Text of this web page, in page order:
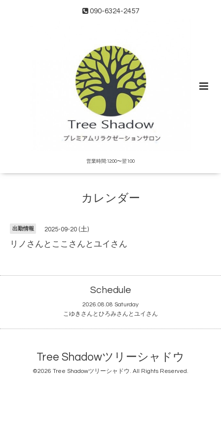
090-6324-2457
営業時間:12:00〜翌1:00
カレンダー
出勤情報 2025-09-20 (土)
リノさんとここさんとユイさん
Schedule
2026.08.08 Saturday
こゆきさんとひろみさんとユイさん
Tree Shadowツリーシャドウ
©2026 Tree Shadowツリーシャドウ. All Rights Reserved.